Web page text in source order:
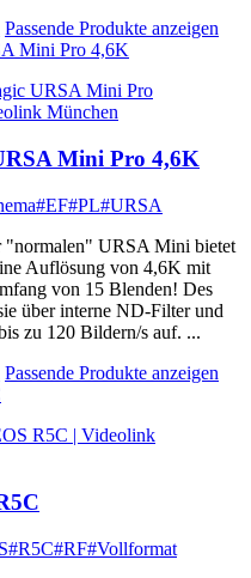
Passende Produkte anzeigen
Mini Pro 4,6K
Mini Pro 4,6K
#EF#PL#URSA
"normalen" URSA Mini bietet
Auflösung von 4,6K mit
von 15 Blenden! Des
über interne ND-Filter und
zu 120 Bildern/s auf. ...
Passende Produkte anzeigen
#R5C#RF#Vollformat